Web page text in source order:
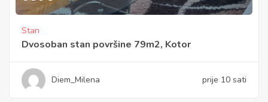
Stan
Dvosoban stan površine 79m2, Kotor
Diem_Milena prije 10 sati